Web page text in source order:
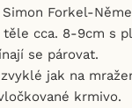
Forkel-
cca. 8-9cm s
se párovat.
zvyklé jak na
krmivo.